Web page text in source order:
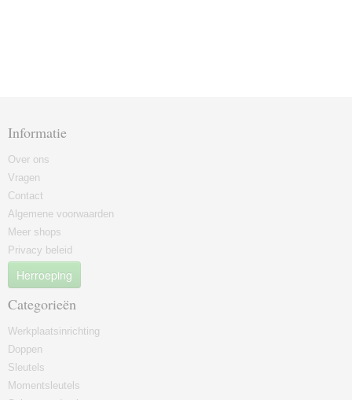
Informatie
Over ons
Vragen
Contact
Algemene voorwaarden
Meer shops
Privacy beleid
Herroeping
Categorieën
Werkplaatsinrichting
Doppen
Sleutels
Momentsleutels